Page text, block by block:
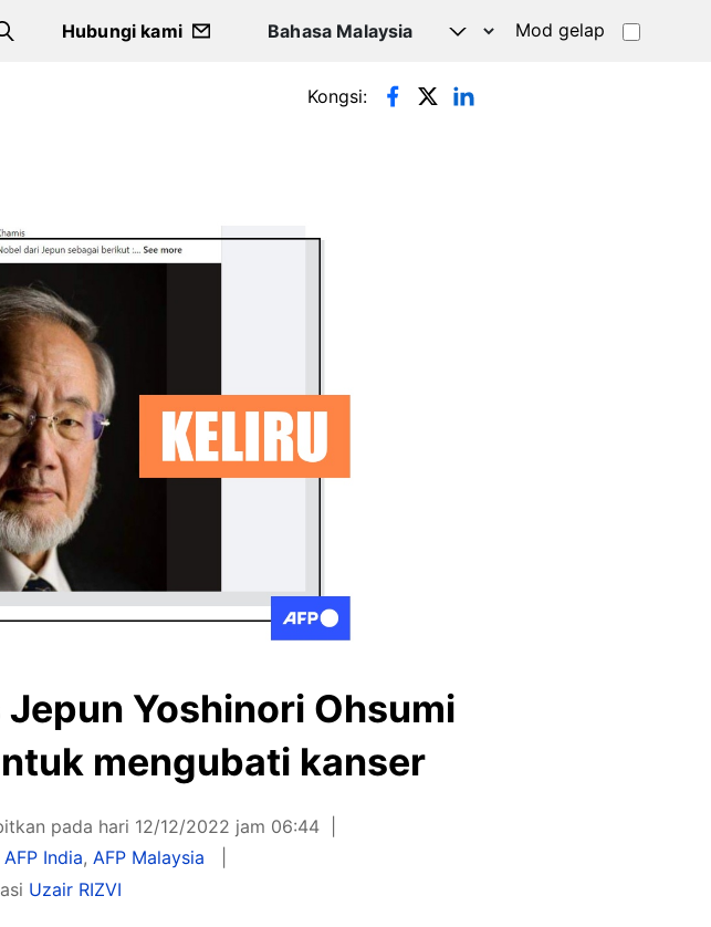
Search
Hubungi kami Mod gelap
Kongsi:
Yoshinori Ohsumi
mengubati kanser
pada hari 12/12/2022 jam 06:44
AFP India,AFP Malaysia
Uzair RIZVI